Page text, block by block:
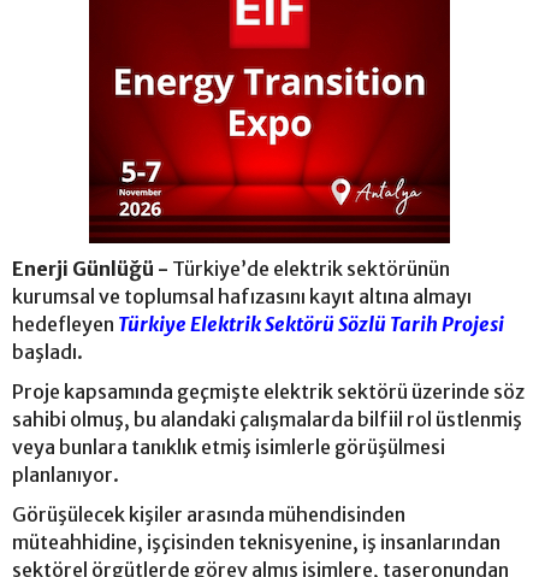
Enerji Günlüğü - Türkiye’de elektrik sektörünün
kurumsal ve toplumsal hafızasını kayıt altına almayı
hedefleyen Türkiye Elektrik Sektörü Sözlü Tarih Projesi
başladı.
Proje kapsamında geçmişte elektrik sektörü üzerinde söz
sahibi olmuş, bu alandaki çalışmalarda bilfiil rol üstlenmiş
veya bunlara tanıklık etmiş isimlerle görüşülmesi
planlanıyor.
Görüşülecek kişiler arasında mühendisinden
müteahhidine, işçisinden teknisyenine, iş insanlarından
sektörel örgütlerde görev almış isimlere, taşeronundan